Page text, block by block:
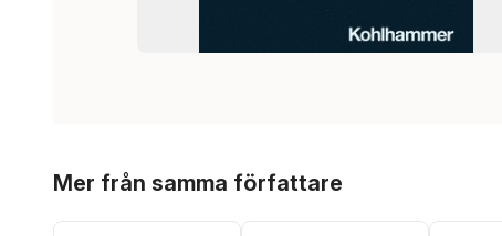
Mer från samma författare